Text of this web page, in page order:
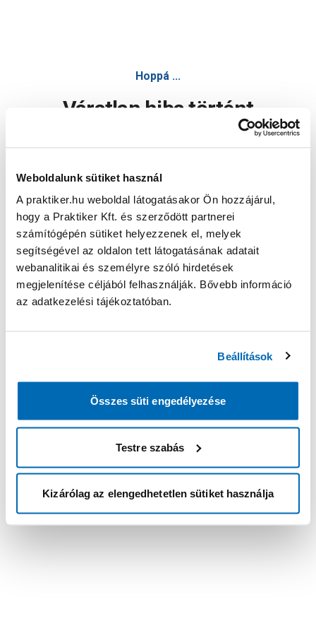
Weboldalunk sütiket használ
A praktiker.hu weboldal látogatásakor Ön hozzájárul,
hogy a Praktiker Kft. és szerződött partnerei
számítógépén sütiket helyezzenek el, melyek
segítségével az oldalon tett látogatásának adatait
webanalitikai és személyre szóló hirdetések
megjelenítése céljából felhasználják. Bővebb információ
az adatkezelési tájékoztatóban.
Beállítások
Összes süti engedélyezése
Testre szabás
Kizárólag az elengedhetetlen sütiket használja
Hoppá ...
Váratlan hiba történt
Oldal újratöltése